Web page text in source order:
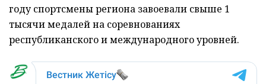
году спортсмены региона завоевали свыше 1
тысячи медалей на соревнованиях
республиканского и международного уровней.